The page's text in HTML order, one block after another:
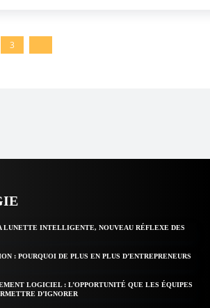
3
LUNETTE INTELLIGENTE, NOUVEAU RÉFLEXE DES
: POURQUOI DE PLUS EN PLUS D’ENTREPRENEURS
LOGICIEL : L’OPPORTUNITÉ QUE LES ÉQUIPES
D’IGNORER